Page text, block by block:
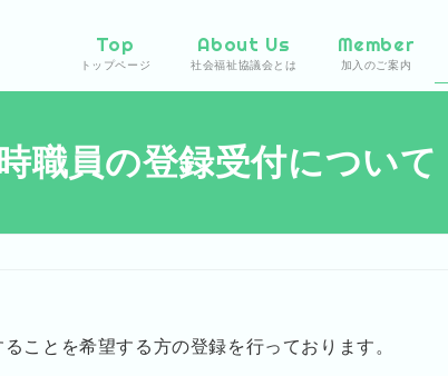
Top
トップページ
About Us
社会福祉協議会とは
Member
加入のご案内
職員の登録受付について
ことを希望する方の登録を行っております。